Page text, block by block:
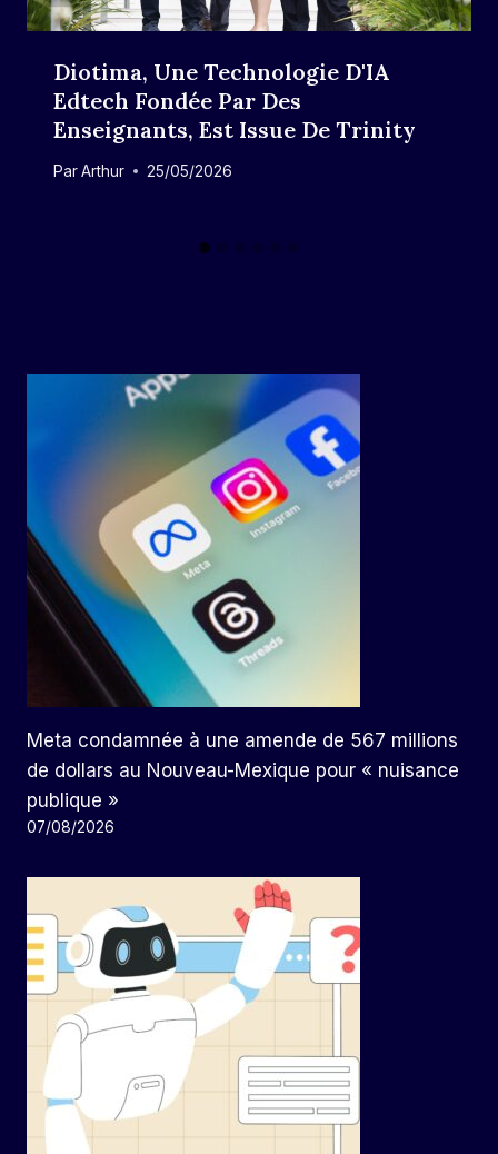
Diotima, Une Technologie D'IA
Edtech Fondée Par Des
Enseignants, Est Issue De Trinity
ParArthur 25/05/2026
Meta condamnée à une amende de 567 millions
de dollars au Nouveau-Mexique pour « nuisance
publique »
07/08/2026